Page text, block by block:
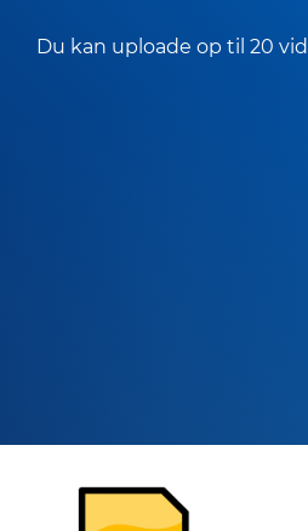
Du kan uploade op til 20